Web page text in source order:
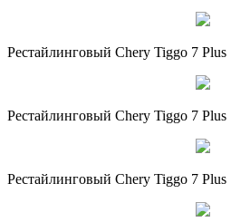
Рестайлинговый Chery Tiggo 7 Plus
Рестайлинговый Chery Tiggo 7 Plus
Рестайлинговый Chery Tiggo 7 Plus